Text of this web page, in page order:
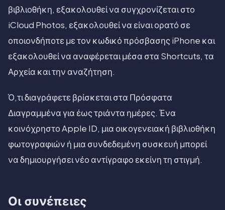
βιβλιοθήκη, εξακολουθεί να συγχρονίζεται στο
iCloud Photos, εξακολουθεί να είναι ορατό σε
οποιονδήποτε με τον κωδικό πρόσβασης iPhone και
εξακολουθεί να αναφέρεται μέσα στα Shortcuts, τα
Αρχεία και την αναζήτηση.
Ό,τι διαγράφετε βρίσκεται στα Πρόσφατα
Διαγραμμένα για έως τριάντα ημέρες. Ένα
κοινόχρηστο Apple ID, μια οικογενειακή βιβλιοθήκη
φωτογραφιών ή μια συνδεδεμένη συσκευή μπορεί
να δημιουργήσει νέο αντίγραφο εκείνη τη στιγμή.
Οι συνέπειες